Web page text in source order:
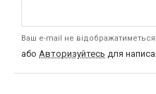
Ваш e-mail не відображатиметься
або Авторизуйтесь для